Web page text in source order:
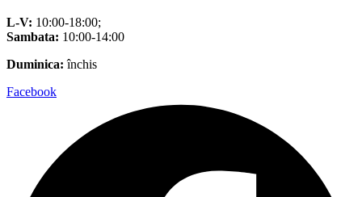
L-V: 10:00-18:00;
Sambata: 10:00-14:00
Duminica: închis
Facebook